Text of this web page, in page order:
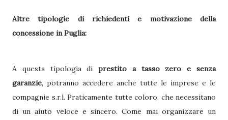
Altre tipologie di richiedenti e motivazione della
concessione in Puglia:
A questa tipologia diprestito a tasso zero e senza
garanzie, potranno accedere anche tutte le imprese e le
compagnie s.r.l. Praticamente tutte coloro, che necessitano
di un aiuto veloce e sincero. Come mai organizzare un